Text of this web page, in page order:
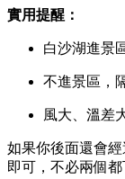
實用提醒：
白沙湖進景
不進景區，
風大、溫差
如果你後面還會
即可，不必兩個都